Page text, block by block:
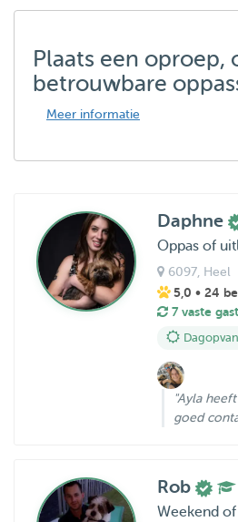
Plaats een oproep,
betrouwbare
Meer informatie
Daphne
Oppas of
6097, Heel
5,0 • 24
7 vaste
"Ayla
goed
Rob
Weekend